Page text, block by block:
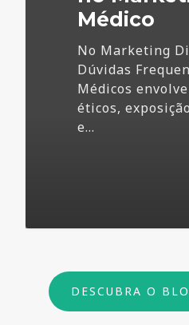
Médico
No Marketing
Dúvidas
Médicos
éticos,
e…
DESCUBRA O